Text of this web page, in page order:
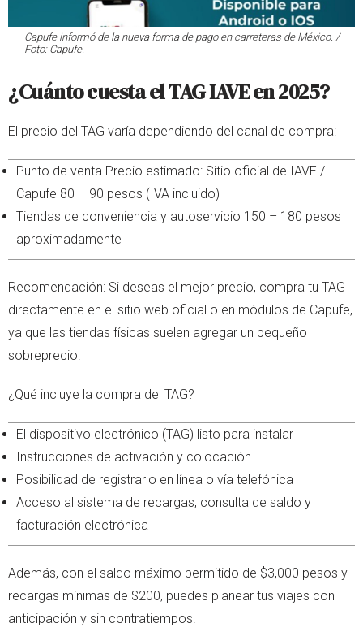
Capufe informó de la nueva forma de pago en carreteras de México. /
Foto: Capufe.
¿Cuánto cuesta el TAG IAVE en 2025?
El precio del TAG varía dependiendo del canal de compra:
Punto de venta Precio estimado: Sitio oficial de IAVE /
Capufe 80 – 90 pesos (IVA incluido)
Tiendas de conveniencia y autoservicio 150 – 180 pesos
aproximadamente
Recomendación: Si deseas el mejor precio, compra tu TAG
directamente en el sitio web oficial o en módulos de Capufe,
ya que las tiendas físicas suelen agregar un pequeño
sobreprecio.
¿Qué incluye la compra del TAG?
El dispositivo electrónico (TAG) listo para instalar
Instrucciones de activación y colocación
Posibilidad de registrarlo en línea o vía telefónica
Acceso al sistema de recargas, consulta de saldo y
facturación electrónica
Además, con el saldo máximo permitido de $3,000 pesos y
recargas mínimas de $200, puedes planear tus viajes con
anticipación y sin contratiempos.